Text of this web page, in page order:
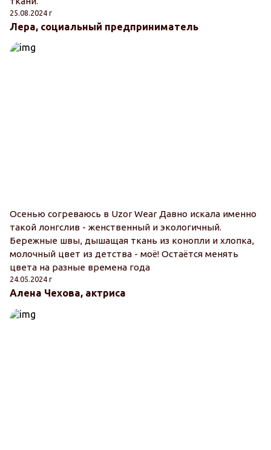
25.08.2024 г
Лера, социальный предприниматель
Осенью согреваюсь в Uzor Wear Давно искала именно
такой лонгслив - женственный и экологичный.
Бережные швы, дышащая ткань из конопли и хлопка,
молочный цвет из детства - моё! Остаётся менять
цвета на разные времена года
24.05.2024 г
Алена Чехова, актриса